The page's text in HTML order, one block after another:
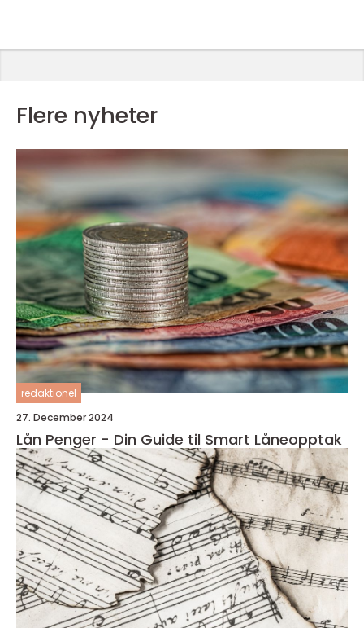
Flere nyheter
redaktionel
27. December 2024
Lån Penger - Din Guide til Smart Låneopptak